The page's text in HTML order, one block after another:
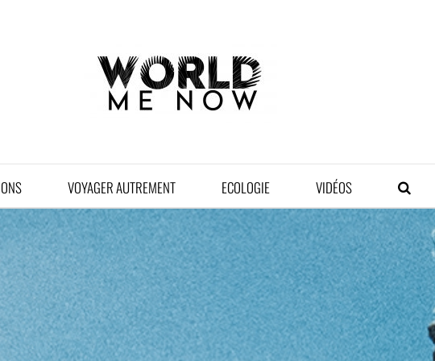
VOYAGER AUTREMENT ECOLOGIE VIDÉOS